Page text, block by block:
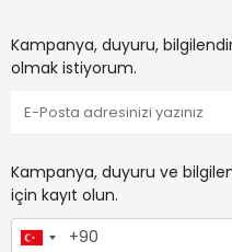
Kampanya, duyuru,
olmak istiyorum.
Kampanya, duyuru ve
için kayıt olun.